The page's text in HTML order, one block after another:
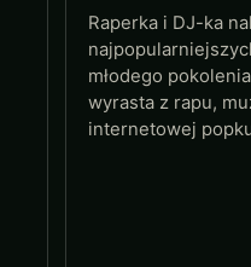
Raperka i DJ-ka
młodego
wyrasta z rapu,
internetowej